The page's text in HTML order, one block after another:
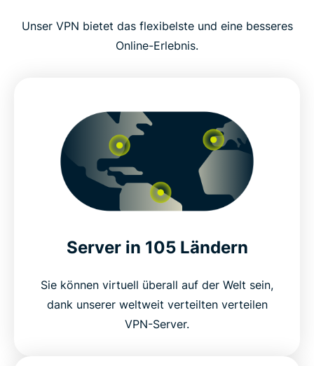
Unser VPN bietet das flexibelste und eine besseres
Online-Erlebnis.
Server in 105 Ländern
Sie können virtuell überall auf der Welt sein,
dank unserer weltweit verteilten verteilen
VPN-Server.